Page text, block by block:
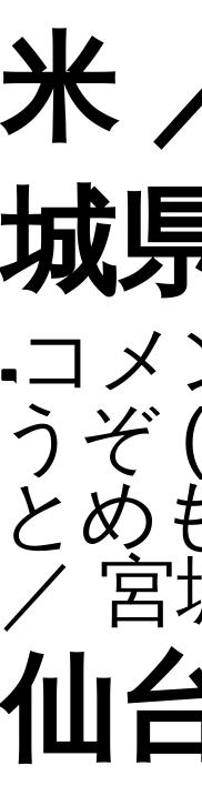
米
城
コ
うぞ
とめ
／
仙